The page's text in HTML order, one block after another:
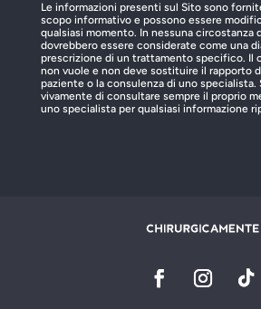
Le informazioni presenti sul Sito sono
scopo informativo e possono essere
qualsiasi momento. In nessuna circostanza
dovrebbero essere considerate come una
prescrizione di un trattamento specifico. Il
non vuole e non deve sostituire il rapporto
paziente o la consulenza di uno specialista.
vivamente di consultare sempre il proprio
uno specialista per qualsiasi informazione